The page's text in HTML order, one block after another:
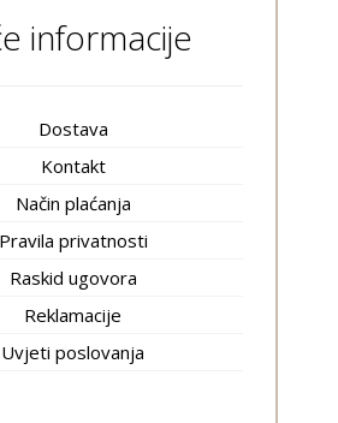
informacije
Dostava
Kontakt
Način plaćanja
Pravila privatnosti
Raskid ugovora
Reklamacije
Uvjeti poslovanja